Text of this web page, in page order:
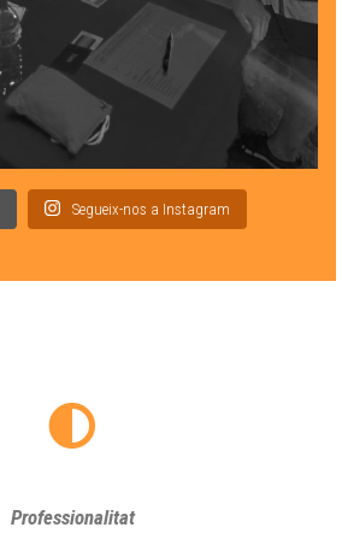
Segueix-nos a Instagram
Professionalitat